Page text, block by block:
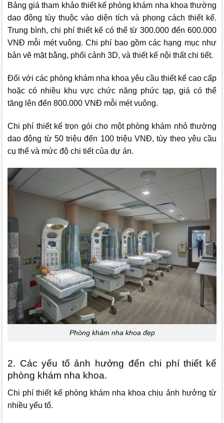
Bảng giá tham khảo thiết kế phòng khám nha khoa thường
dao động tùy thuộc vào diện tích và phong cách thiết kế.
Trung bình, chi phí thiết kế có thể từ 300.000 đến 600.000
VNĐ mỗi mét vuông. Chi phí bao gồm các hạng mục như
bản vẽ mặt bằng, phối cảnh 3D, và thiết kế nội thất chi tiết.
Đối với các phòng khám nha khoa yêu cầu thiết kế cao cấp
hoặc có nhiều khu vực chức năng phức tạp, giá có thể
tăng lên đến 800.000 VNĐ mỗi mét vuông.
Chi phí thiết kế trọn gói cho một phòng khám nhỏ thường
dao động từ 50 triệu đến 100 triệu VNĐ, tùy theo yêu cầu
cụ thể và mức độ chi tiết của dự án.
Phòng khám nha khoa đẹp
2. Các yếu tố ảnh hưởng đến chi phí thiết kế
phòng khám nha khoa.
Chi phí thiết kế phòng khám nha khoa chịu ảnh hưởng từ
nhiều yếu tố.